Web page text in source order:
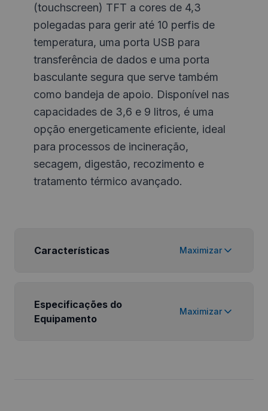
(touchscreen) TFT a cores de 4,3
polegadas para gerir até 10 perfis de
temperatura, uma porta USB para
transferência de dados e uma porta
basculante segura que serve também
como bandeja de apoio. Disponível nas
capacidades de 3,6 e 9 litros, é uma
opção energeticamente eficiente, ideal
para processos de incineração,
secagem, digestão, recozimento e
tratamento térmico avançado.
Características Maximizar
Especificações do
Equipamento
Maximizar